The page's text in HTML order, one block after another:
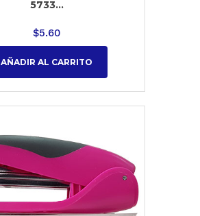
5733...
$5.60
AÑADIR AL CARRITO